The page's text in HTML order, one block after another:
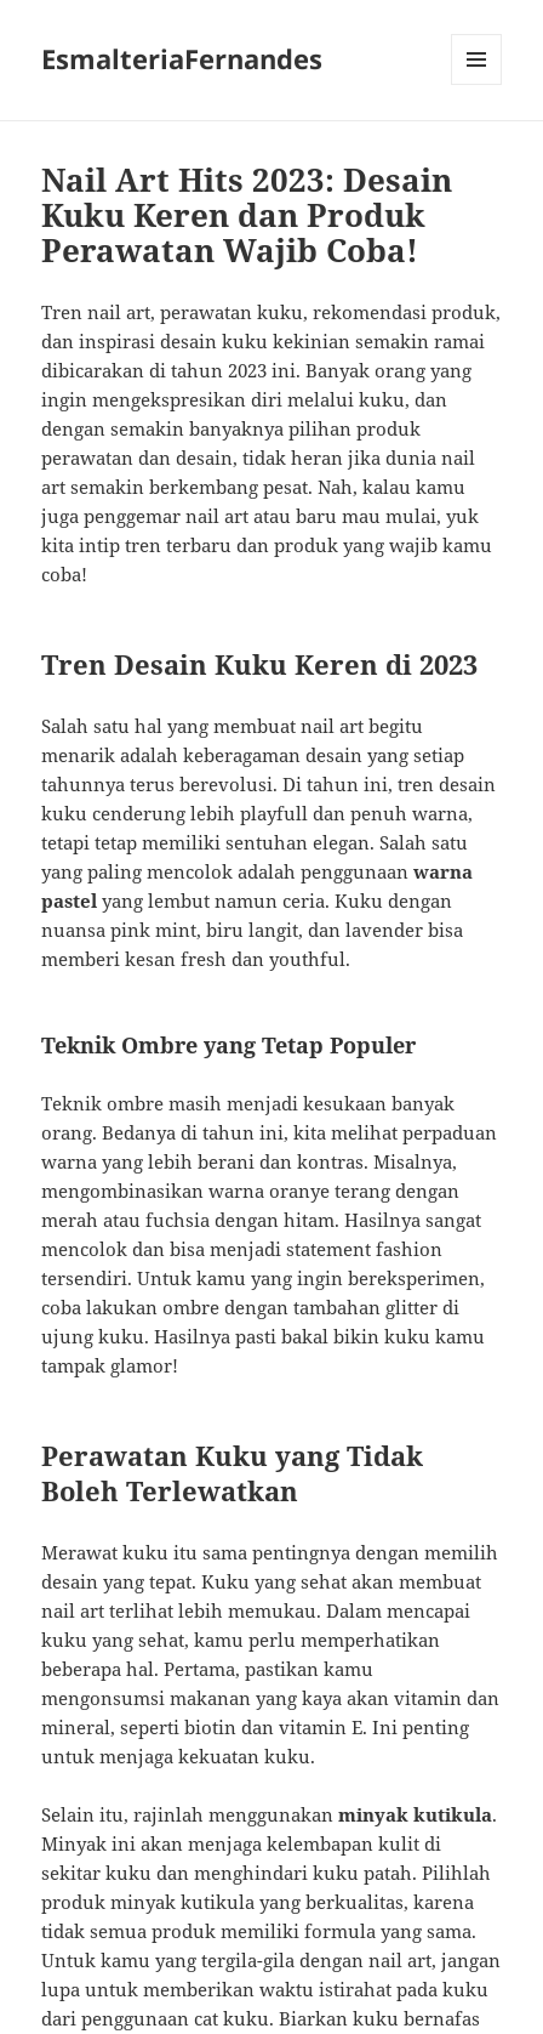
EsmalteriaFernandes
Nail Art Hits 2023: Desain
Kuku Keren dan Produk
Perawatan Wajib Coba!
Tren nail art, perawatan kuku, rekomendasi produk,
dan inspirasi desain kuku kekinian semakin ramai
dibicarakan di tahun 2023 ini. Banyak orang yang
ingin mengekspresikan diri melalui kuku, dan
dengan semakin banyaknya pilihan produk
perawatan dan desain, tidak heran jika dunia nail
art semakin berkembang pesat. Nah, kalau kamu
juga penggemar nail art atau baru mau mulai, yuk
kita intip tren terbaru dan produk yang wajib kamu
coba!
Tren Desain Kuku Keren di 2023
Salah satu hal yang membuat nail art begitu
menarik adalah keberagaman desain yang setiap
tahunnya terus berevolusi. Di tahun ini, tren desain
kuku cenderung lebih playfull dan penuh warna,
tetapi tetap memiliki sentuhan elegan. Salah satu
yang paling mencolok adalah penggunaanwarna
pastel yang lembut namun ceria. Kuku dengan
nuansa pink mint, biru langit, dan lavender bisa
memberi kesan fresh dan youthful.
Teknik Ombre yang Tetap Populer
Teknik ombre masih menjadi kesukaan banyak
orang. Bedanya di tahun ini, kita melihat perpaduan
warna yang lebih berani dan kontras. Misalnya,
mengombinasikan warna oranye terang dengan
merah atau fuchsia dengan hitam. Hasilnya sangat
mencolok dan bisa menjadi statement fashion
tersendiri. Untuk kamu yang ingin bereksperimen,
coba lakukan ombre dengan tambahan glitter di
ujung kuku. Hasilnya pasti bakal bikin kuku kamu
tampak glamor!
Perawatan Kuku yang Tidak
Boleh Terlewatkan
Merawat kuku itu sama pentingnya dengan memilih
desain yang tepat. Kuku yang sehat akan membuat
nail art terlihat lebih memukau. Dalam mencapai
kuku yang sehat, kamu perlu memperhatikan
beberapa hal. Pertama, pastikan kamu
mengonsumsi makanan yang kaya akan vitamin dan
mineral, seperti biotin dan vitamin E. Ini penting
untuk menjaga kekuatan kuku.
Selain itu, rajinlah menggunakanminyak kutikula.
Minyak ini akan menjaga kelembapan kulit di
sekitar kuku dan menghindari kuku patah. Pilihlah
produk minyak kutikula yang berkualitas, karena
tidak semua produk memiliki formula yang sama.
Untuk kamu yang tergila-gila dengan nail art, jangan
lupa untuk memberikan waktu istirahat pada kuku
dari penggunaan cat kuku. Biarkan kuku bernafas